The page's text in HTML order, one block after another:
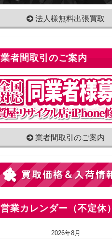
法人様無料出張買取
業者間取引のご案内
業者間取引のご案内
営業カレンダー（不定休）
2026年8月